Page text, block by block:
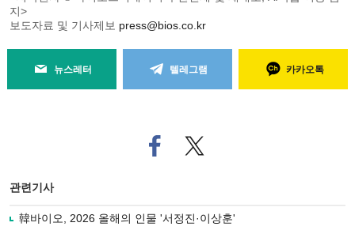
지>
보도자료 및 기사제보 press@bios.co.kr
뉴스레터 텔레그램 카카오톡
페
이
로
기
트위
터로
관련기사
韓바이오, 2026 올해의 인물 '서정진·이상훈'